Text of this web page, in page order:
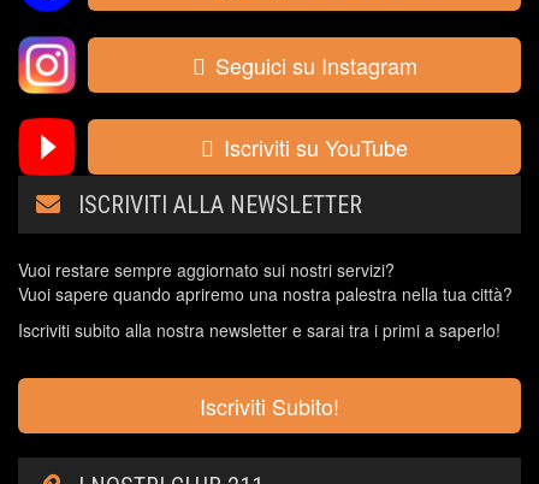
Seguici su Instagram
Iscriviti su YouTube
ISCRIVITI ALLA NEWSLETTER
Vuoi restare sempre aggiornato sui nostri servizi?
Vuoi sapere quando apriremo una nostra palestra nella tua città?
Iscriviti subito alla nostra newsletter e sarai tra i primi a saperlo!
Iscriviti Subito!